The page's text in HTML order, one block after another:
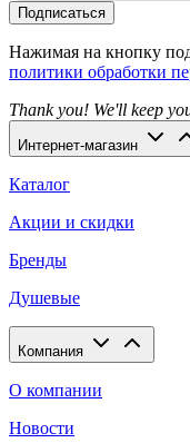
Подписаться
Нажимая на кнопку
политики обработки
Thank you! We'll keep
Интернет-магазин
Каталог
Акции и скидки
Бренды
Душевые
Компания
О компании
Новости